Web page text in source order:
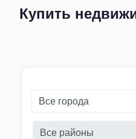
Купить